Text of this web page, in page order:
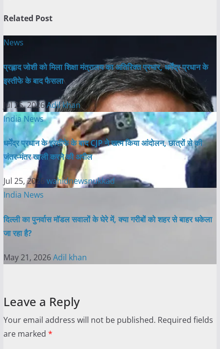
Related Post
News
प्रह्लाद जोशी को मिला शिक्षा मंत्रालय का अतिरिक्त प्रभार, धर्मेंद्र प्रधान के
इस्तीफे के बाद फैसला
Jul 25, 2026Adil khan
India News
धर्मेंद्र प्रधान के इस्तीफे के बाद CJP ने खत्म किया आंदोलन, छात्रों से की
जंतर-मंतर खाली करने की अपील
Jul 25, 2026 wahidnewsnukkad
India News
दिल्ली का पुनर्वास मॉडल सवालों के घेरे में, क्या गरीबों को शहर से बाहर धकेला
जा रहा है?
May 21, 2026Adil khan
Leave a Reply
Your email address will not be published. Required fields
are marked *